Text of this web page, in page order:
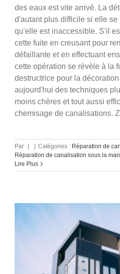
des eaux est vite arrivé. La
d'autant plus difficile si elle
qu'elle est inaccessible. S'il
cette fuite en creusant pour
défaillante et en effectuant
cette opération se révèle à la
destructrice pour la
aujourd'hui des techniques
moins chères et tout aussi
chemisage de canalisations.
Par Catégories : Réparation de
Réparation de canalisation sous la
Lire Plus
canalisation
?
Inspection camera